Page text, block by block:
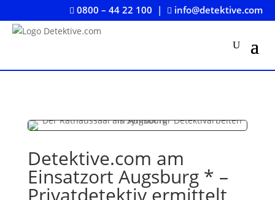
 0800 – 44 22 100 |  info@detektive.com
Detektive.com am
Einsatzort Augsburg * –
Privatdetektiv ermittelt